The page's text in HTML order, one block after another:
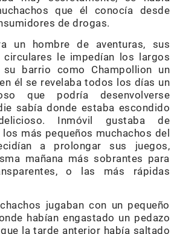
que él conocía desde
de drogas.
un hombre de aventuras, sus
circulares le impedían los largos
su barrio como Champollion un
él se revelaba todos los días un
que podría desenvolverse
sabía donde estaba escondido
Inmóvil gustaba de
más pequeños muchachos del
a prolongar sus juegos,
mañana más sobrantes para
o las más rápidas
jugaban con un pequeño
habían engastado un pedazo
la tarde anterior había saltado